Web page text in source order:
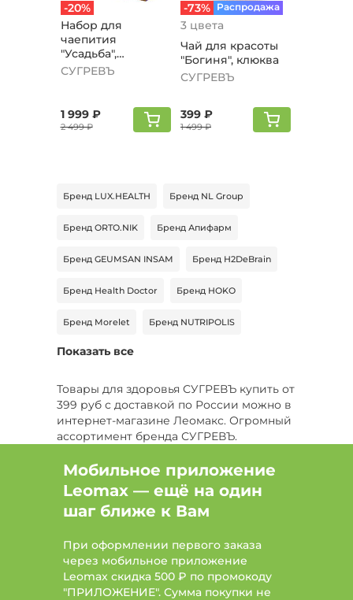
-20%
Набор для
чаепития
"Усадьба",
шкатулка
СУГРЕВЪ
1 999 ₽
2 499 ₽
-73% Распродажа
3 цвета
Чай для красоты
"Богиня", клюква
СУГРЕВЪ
399 ₽
1 499 ₽
Бренд LUX.HEALTH Бренд NL Group
Бренд ORTO.NIK Бренд Апифарм
Бренд GEUMSAN INSAM Бренд H2DeBrain
Бренд Health Doctor Бренд HOKO
Бренд Morelet Бренд NUTRIPOLIS
Бренд Расцветай
Бренд VitaSeaGel Бренд AVVA LAV
Бренд BRIUT Бренд ПОДОБЕДОВ
Показать все
Товары для здоровья СУГРЕВЪ купить от
399 руб с доставкой по России можно в
интернет-магазине Леомакс. Огромный
ассортимент бренда СУГРЕВЪ.
Мобильное приложение
Leomax — ещё на один
шаг ближе к Вам
При оформлении первого заказа
через мобильное приложение
Leomax скидка 500 ₽ по промокоду
"ПРИЛОЖЕНИЕ". Сумма покупки не